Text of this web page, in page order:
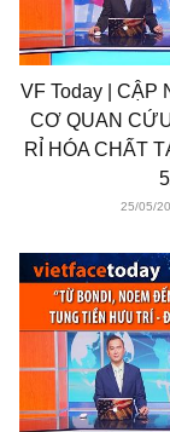
VF Today | CẬP
CƠ QUAN
RỈ HÓA CHẤT
25/05/